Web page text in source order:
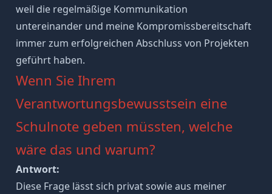
weil die regelmäßige Kommunikation
untereinander und meine Kompromissbereitschaft
immer zum erfolgreichen Abschluss von Projekten
geführt haben.
Wenn Sie Ihrem
Verantwortungsbewusstsein eine
Schulnote geben müssten, welche
wäre das und warum?
Antwort:
Diese Frage lässt sich privat sowie aus meiner